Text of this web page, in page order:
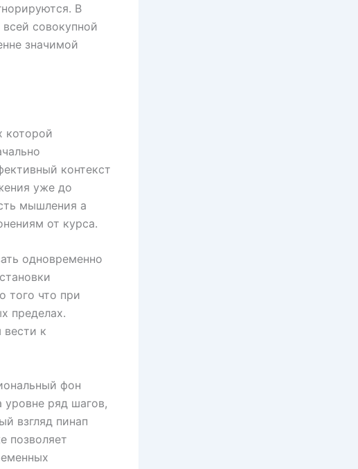
В
совокупной
значимой
которой
контекст
уже до
мышления а
от курса.
одновременно
того что при
пределах.
к
фон
уровне ряд шагов,
взгляд пинап
позволяет